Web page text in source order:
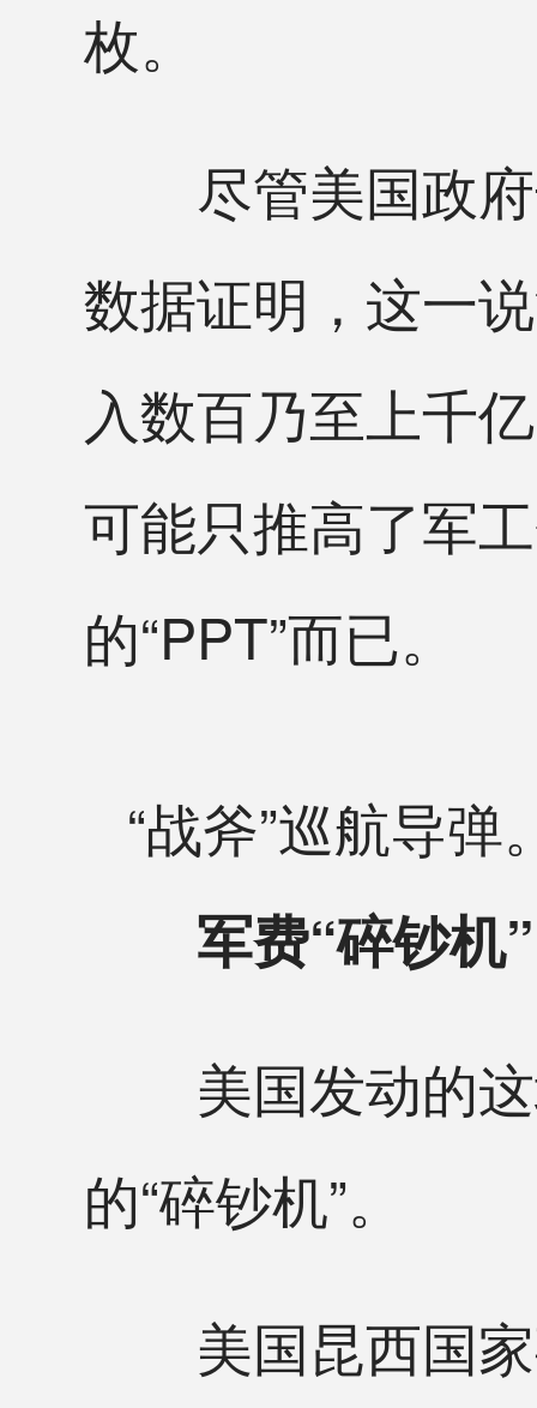
枚。
尽管美国政府
数据证明，这一
入数百乃至上千
可能只推高了军
的“PPT”而已。
“战斧”巡航导
军费“碎钞机
美国发动的这
的“碎钞机”。
美国昆西国家